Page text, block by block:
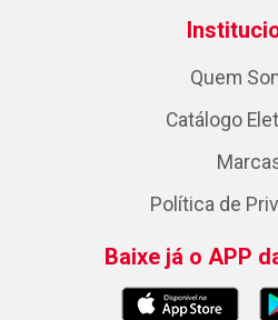
Quem
Catálogo
Política de
Baixe já o APP